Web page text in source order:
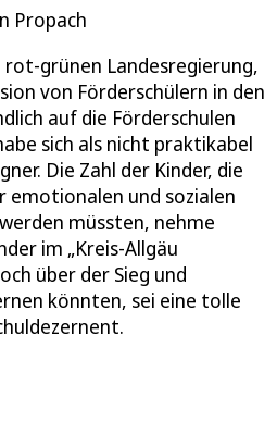
Propach
grünen Landesregierung,
von Förderschülern in den
auf die Förderschulen
sich als nicht praktikabel
Die Zahl der Kinder, die
emotionalen und sozialen
müssten, nehme
im „Kreis-Allgäu
über der Sieg und
könnten, sei eine tolle